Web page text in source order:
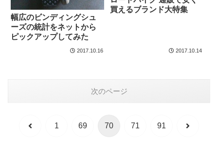
幅広のビンディングシュ
ーズの統計をネットから
ピックアップしてみた
2017.10.16
買えるブランド大特集
2017.10.14
次のページ
前 1 69 70 71 91 次